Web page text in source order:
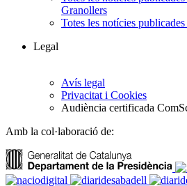
Granollers
Totes les notícies
Legal
Avís legal
Privacitat i Cookies
Audiència certificada
Amb la col·laboració de: